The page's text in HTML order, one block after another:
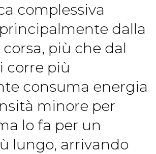
complessiva
dalla
più che dal
corre più
consuma energia
minore per
lo fa per un
lungo, arrivando